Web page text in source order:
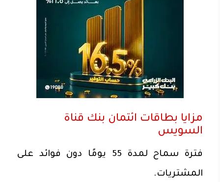
مزايا بطاقات ائتمان بنك قناة
السويس
فترة سماح لمدة 55 يومًا دون فوائد على
المشتريات.